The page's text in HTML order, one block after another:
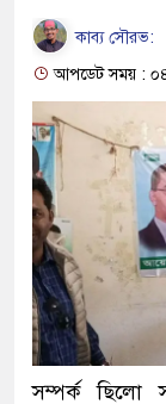
কাব্য সৌরভ:
আপডেট সময় :
সম্পর্ক ছিলো